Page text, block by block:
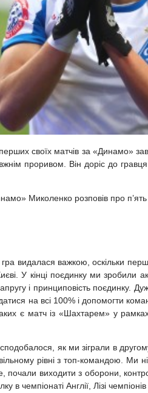
своїх матчів за «Динамо»
проривом. Він доріс до
Миколенко розповів про
видалася важкою, оскільки
Києві. У кінці поєдинку ми
і принциповість поєдинку.
на всі 100% і допомогти
є матч із «Шахтарем» у
як ми зіграли в
рівні з топ-командою. Ми
почали виходити з оборони,
в чемпіонаті Англії, Лізі